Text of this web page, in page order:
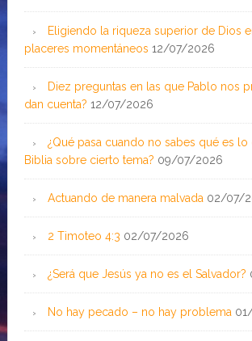
Eligiendo la riqueza superior de Dios
placeres momentáneos 12/07/2026
Diez preguntas en las que Pablo nos
dan cuenta? 12/07/2026
¿Qué pasa cuando no sabes qué es lo
Biblia sobre cierto tema? 09/07/2026
Actuando de manera malvada 02/07/
2 Timoteo 4:3 02/07/2026
¿Será que Jesús ya no es el Salvador?
No hay pecado – no hay problema